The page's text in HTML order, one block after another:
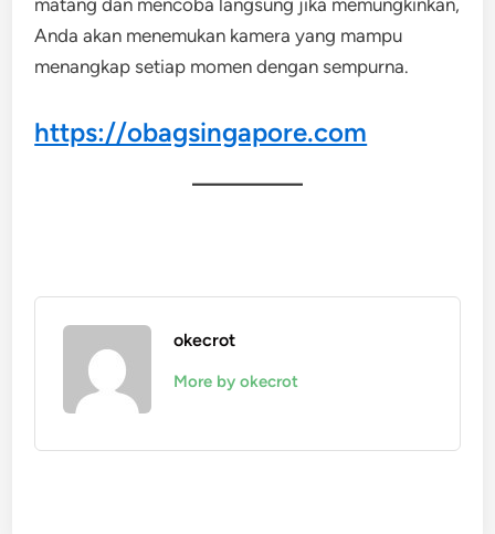
matang dan mencoba langsung jika memungkinkan,
Anda akan menemukan kamera yang mampu
menangkap setiap momen dengan sempurna.
https://obagsingapore.com
okecrot
More by okecrot